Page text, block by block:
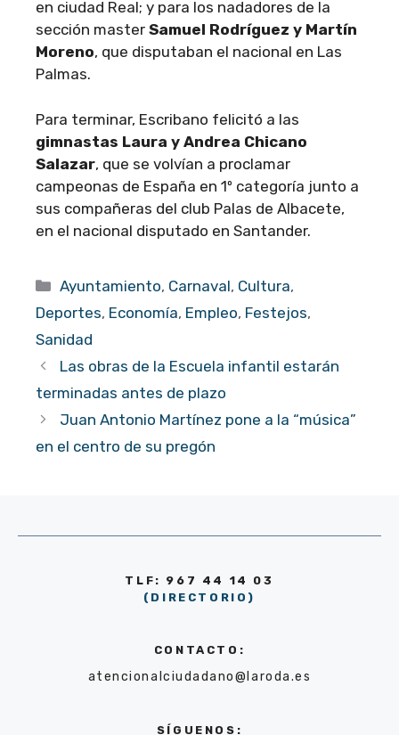
en ciudad Real; y para los nadadores de la
sección master Samuel Rodríguez y Martín
Moreno, que disputaban el nacional en Las
Palmas.
Para terminar, Escribano felicitó a las
gimnastas Laura y Andrea Chicano
Salazar, que se volvían a proclamar
campeonas de España en 1º categoría junto a
sus compañeras del club Palas de Albacete,
en el nacional disputado en Santander.
Categorías
Ayuntamiento, Carnaval, Cultura,
Deportes, Economía, Empleo, Festejos,
Sanidad
Las obras de la Escuela infantil estarán
terminadas antes de plazo
Juan Antonio Martínez pone a la “música”
en el centro de su pregón
TLF: 967 44 14 03
(DIRECTORIO)
CONTACTO:
atencionalciudadano@laroda.es
SÍGUENOS: